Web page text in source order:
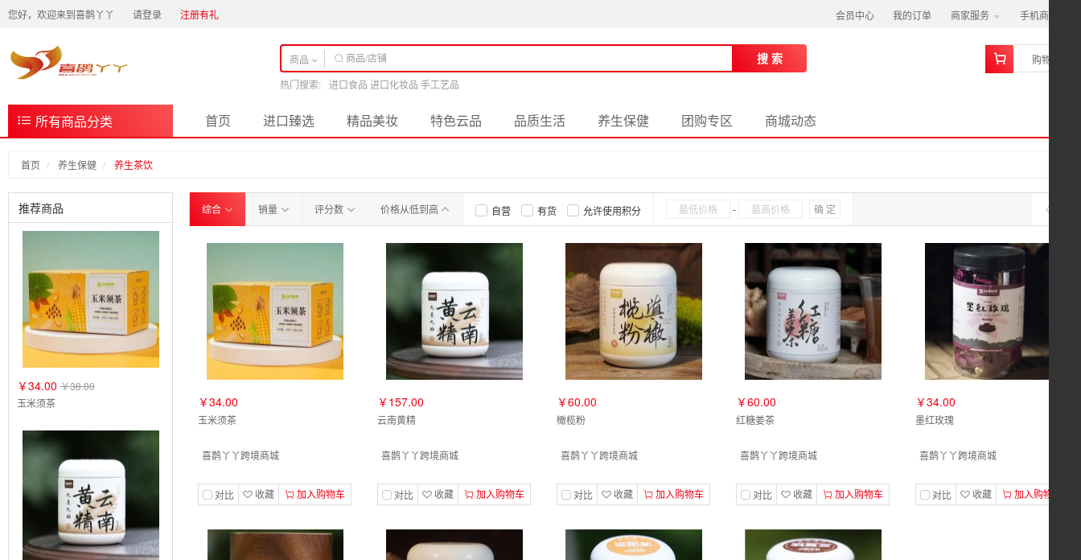
您好，欢迎来到喜鹊丫丫 请登录 注册有礼 会员中心 我的订单 商家服务 手机商城
商品 搜 索
热门搜索: 进口食品 进口化妆品 手工艺品
购物车
所有商品分类 首页 进口臻选 精品美妆 特色云品 品质生活 养生保健 团购专区 商城动态
首页 养生保健 养生茶饮
推荐商品
￥34.00 ￥38.00
玉米须茶
综合 销量 评分数 价格从低到高 自营 有货 允许使用积分 - 确 定
￥34.00
玉米须茶
喜鹊丫丫跨境商城
对比 收藏 加入购物车
￥157.00
云南黄精
喜鹊丫丫跨境商城
对比 收藏 加入购物车
￥60.00
橄榄粉
喜鹊丫丫跨境商城
对比 收藏 加入购物车
￥60.00
红糖姜茶
喜鹊丫丫跨境商城
对比 收藏 加入购物车
￥34.00
墨红玫瑰
喜鹊丫丫跨境商城
对比 收藏 加入购物车